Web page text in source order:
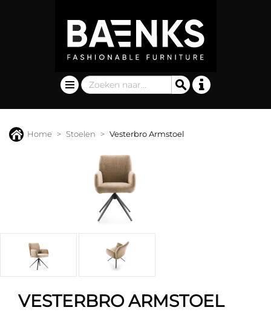
Home Stoelen Vesterbro Armstoel
VESTERBRO ARMSTOEL